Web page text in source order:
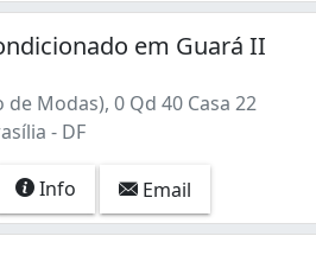
em Guará II
de Modas), 0 Qd 40 Casa 22
- DF
Info Email